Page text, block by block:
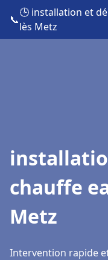
📞
🕒 installation et
lès Metz
chauffe
Metz
Intervention rapide